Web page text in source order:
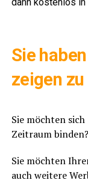
Sie
zei­gen
Sie möch­ten
Zeit­raum binden?
Sie möch­ten
auch wei­te­re